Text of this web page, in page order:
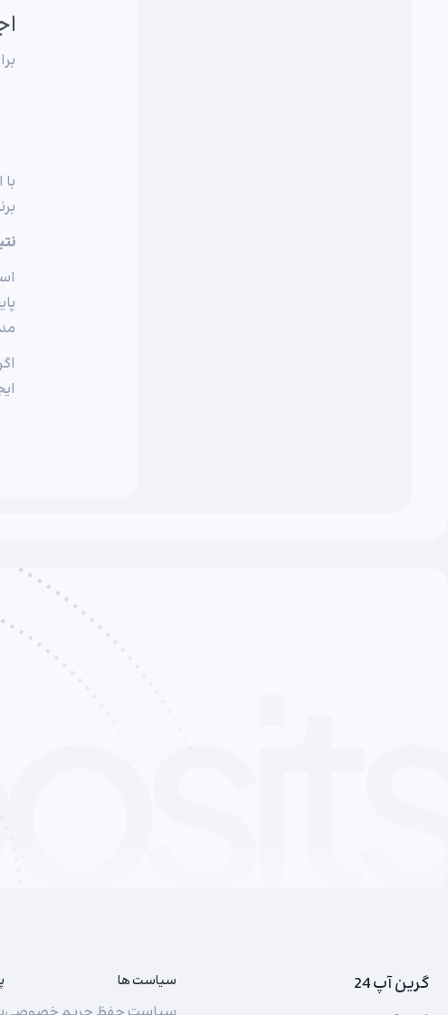
گرین آپ 24 سیاست ها